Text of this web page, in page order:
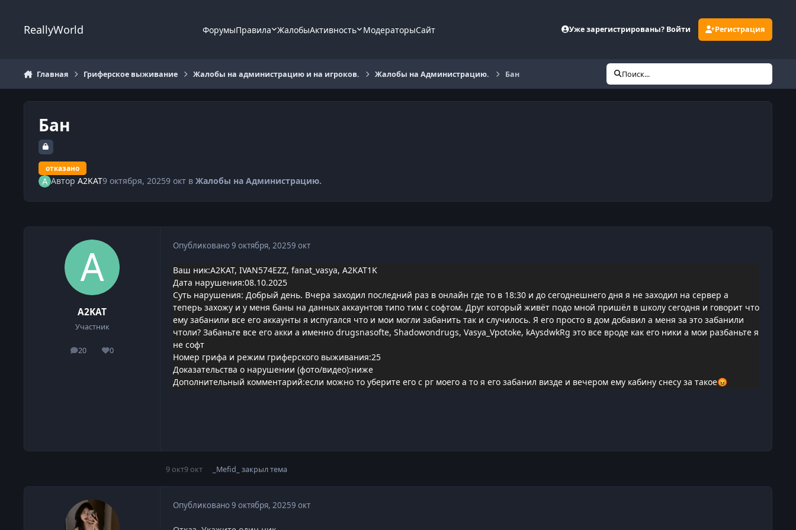
ReallyWorld ФорумыПравила ЖалобыАктивность МодераторыСайт Уже зарегистрированы? Войти Регистрация
Главная Гриферское выживание Жалобы на администрацию и на игроков. Жалобы на Администрацию. Бан Поиск...
Бан
отказано
Автор A2KAT9 октября, 20259 октв Жалобы на Администрацию.
A2KAT
Участник
20
сообщения
0
Репутация
Опубликовано9 октября, 20259 окт
Ваш ник:A2KAT, IVAN574EZZ, fanat_vasya, A2KAT1K
Дата нарушения:08.10.2025
Суть нарушения: Добрый день. Вчера заходил последний раз в онлайн где то в 18:30 и до сегоднешнего дня я не заходил на сервер а
теперь захожу и у меня баны на данных аккаунтов типо тим с софтом. Друг который живёт подо мной пришёл в школу сегодня и говорит что
ему забанили все его аккаунты я испугался что и мои могли забанить так и случилось. Я его просто в дом добавил а меня за это забанили
чтоли? Забаньте все его акки а именно drugsnasofte, Shadowondrugs, Vasya_Vpotoke, kAysdwkRg это все вроде как его ники а мои разбаньте я
не софт
Номер грифа и режим гриферского выживания:25
Доказательства о нарушении (фото/видео):ниже
Дополнительный комментарий:если можно то уберите его с рг моего а то я его забанил визде и вечером ему кабину снесу за такое😡
9 окт9 окт _Mefid_ закрыл тема
Опубликовано9 октября, 20259 окт